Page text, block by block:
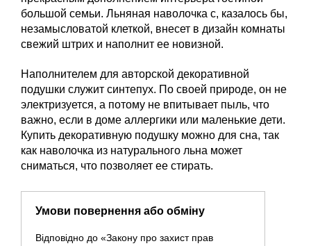
большой семьи. Льняная наволочка с, казалось бы,
незамысловатой клеткой, внесет в дизайн комнаты
свежий штрих и наполнит ее новизной.
Наполнителем для авторской декоративной
подушки служит синтепух. По своей природе, он не
электризуется, а потому не впитывает пыль, что
важно, если в доме аллергики или маленькие дети.
Купить декоративную подушку можно для сна, так
как наволочка из натурального льна может
сниматься, что позволяет ее стирать.
Умови повернення або обміну
Відповідно до «Закону про захист прав